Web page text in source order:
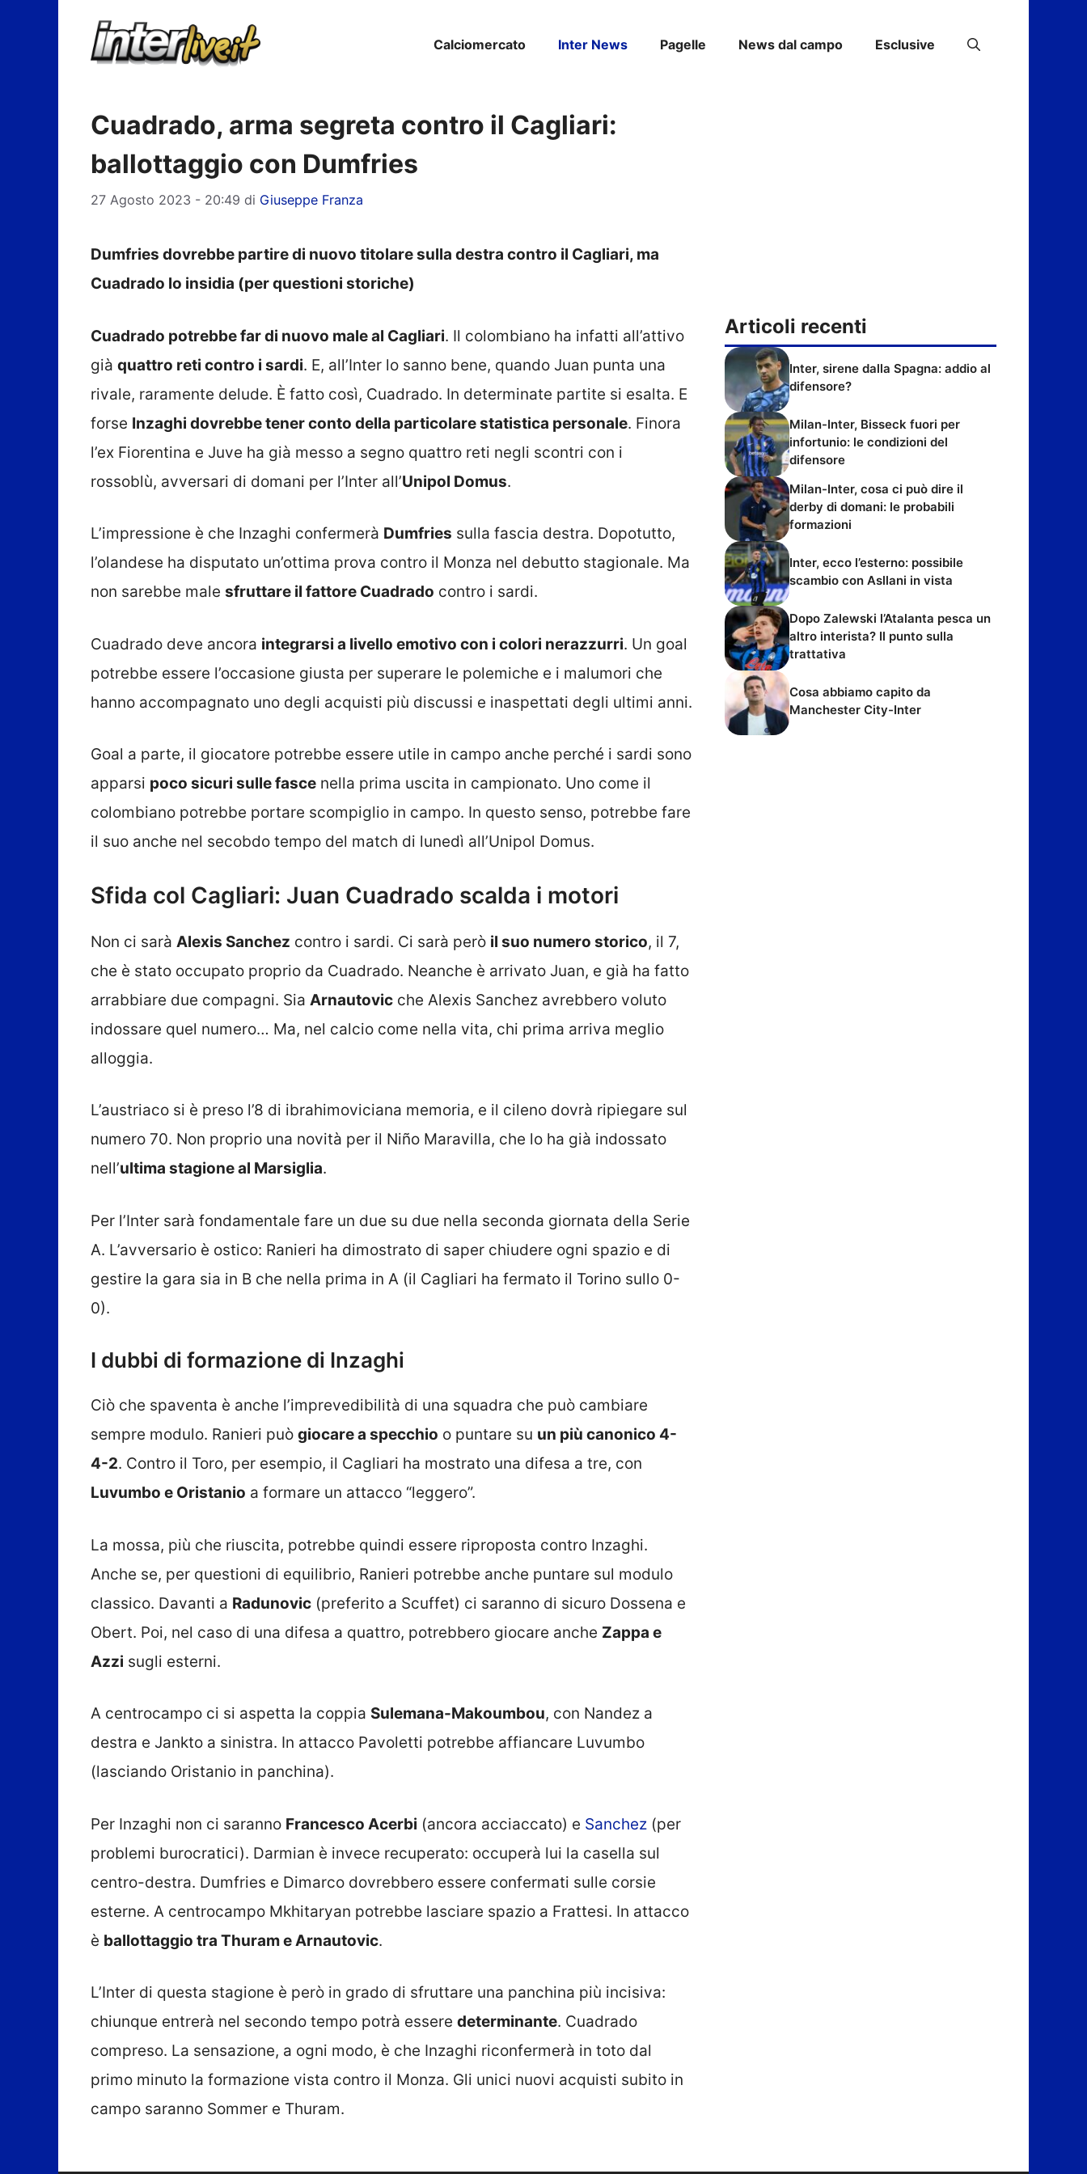
Calciomercato Inter News Pagelle News dal campo Esclusive
Cuadrado, arma segreta contro il Cagliari:
ballottaggio con Dumfries
27 Agosto 2023 - 20:49 di Giuseppe Franza
Dumfries dovrebbe partire di nuovo titolare sulla destra contro il Cagliari, ma
Cuadrado lo insidia (per questioni storiche)
Cuadrado potrebbe far di nuovo male al Cagliari. Il colombiano ha infatti all’attivo
già quattro reti contro i sardi. E, all’Inter lo sanno bene, quando Juan punta una
rivale, raramente delude. È fatto così, Cuadrado. In determinate partite si esalta. E
forse Inzaghi dovrebbe tener conto della particolare statistica personale. Finora
l’ex Fiorentina e Juve ha già messo a segno quattro reti negli scontri con i
rossoblù, avversari di domani per l’Inter all’Unipol Domus.
L’impressione è che Inzaghi confermerà Dumfries sulla fascia destra. Dopotutto,
l’olandese ha disputato un’ottima prova contro il Monza nel debutto stagionale. Ma
non sarebbe male sfruttare il fattore Cuadrado contro i sardi.
Cuadrado deve ancora integrarsi a livello emotivo con i colori nerazzurri. Un goal
potrebbe essere l’occasione giusta per superare le polemiche e i malumori che
hanno accompagnato uno degli acquisti più discussi e inaspettati degli ultimi anni.
Goal a parte, il giocatore potrebbe essere utile in campo anche perché i sardi sono
apparsi poco sicuri sulle fasce nella prima uscita in campionato. Uno come il
colombiano potrebbe portare scompiglio in campo. In questo senso, potrebbe fare
il suo anche nel secobdo tempo del match di lunedì all’Unipol Domus.
Sfida col Cagliari: Juan Cuadrado scalda i motori
Non ci sarà Alexis Sanchez contro i sardi. Ci sarà però il suo numero storico, il 7,
che è stato occupato proprio da Cuadrado. Neanche è arrivato Juan, e già ha fatto
arrabbiare due compagni. Sia Arnautovic che Alexis Sanchez avrebbero voluto
indossare quel numero… Ma, nel calcio come nella vita, chi prima arriva meglio
alloggia.
L’austriaco si è preso l’8 di ibrahimoviciana memoria, e il cileno dovrà ripiegare sul
numero 70. Non proprio una novità per il Niño Maravilla, che lo ha già indossato
nell’ultima stagione al Marsiglia.
Per l’Inter sarà fondamentale fare un due su due nella seconda giornata della Serie
A. L’avversario è ostico: Ranieri ha dimostrato di saper chiudere ogni spazio e di
gestire la gara sia in B che nella prima in A (il Cagliari ha fermato il Torino sullo 0-
0).
I dubbi di formazione di Inzaghi
Ciò che spaventa è anche l’imprevedibilità di una squadra che può cambiare
sempre modulo. Ranieri può giocare a specchio o puntare su un più canonico 4-
4-2. Contro il Toro, per esempio, il Cagliari ha mostrato una difesa a tre, con
Luvumbo e Oristanio a formare un attacco “leggero”.
La mossa, più che riuscita, potrebbe quindi essere riproposta contro Inzaghi.
Anche se, per questioni di equilibrio, Ranieri potrebbe anche puntare sul modulo
classico. Davanti a Radunovic (preferito a Scuffet) ci saranno di sicuro Dossena e
Obert. Poi, nel caso di una difesa a quattro, potrebbero giocare anche Zappa e
Azzi sugli esterni.
A centrocampo ci si aspetta la coppia Sulemana-Makoumbou, con Nandez a
destra e Jankto a sinistra. In attacco Pavoletti potrebbe affiancare Luvumbo
(lasciando Oristanio in panchina).
Per Inzaghi non ci saranno Francesco Acerbi (ancora acciaccato) e Sanchez (per
problemi burocratici). Darmian è invece recuperato: occuperà lui la casella sul
centro-destra. Dumfries e Dimarco dovrebbero essere confermati sulle corsie
esterne. A centrocampo Mkhitaryan potrebbe lasciare spazio a Frattesi. In attacco
è ballottaggio tra Thuram e Arnautovic.
L’Inter di questa stagione è però in grado di sfruttare una panchina più incisiva:
chiunque entrerà nel secondo tempo potrà essere determinante. Cuadrado
compreso. La sensazione, a ogni modo, è che Inzaghi riconfermerà in toto dal
primo minuto la formazione vista contro il Monza. Gli unici nuovi acquisti subito in
campo saranno Sommer e Thuram.
Articoli recenti
Inter, sirene dalla Spagna: addio al
difensore?
Milan-Inter, Bisseck fuori per
infortunio: le condizioni del
difensore
Milan-Inter, cosa ci può dire il
derby di domani: le probabili
formazioni
Inter, ecco l’esterno: possibile
scambio con Asllani in vista
Dopo Zalewski l’Atalanta pesca un
altro interista? Il punto sulla
trattativa
Cosa abbiamo capito da
Manchester City-Inter